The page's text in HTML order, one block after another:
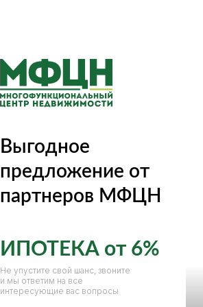
ИПОТЕКА от 6%
Не упустите свой шанс, звоните
и мы ответим на все
интересующие вас вопросы
Выгодное
предложение от
партнеров МФЦН